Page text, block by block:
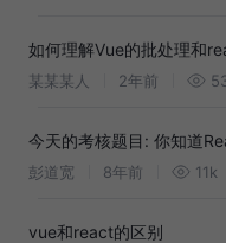
如何理解Vue的批处理和
某某某人 2年前
今天的考核题目: 你知道
彭道宽 8年前 11k
vue和react的区别